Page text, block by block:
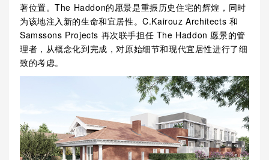
著位置。The Haddon的愿景是重振历史住宅的辉煌，同时
为该地注入新的生命和宜居性。C.Kairouz Architects 和
Samssons Projects 再次联手担任 The Haddon 愿景的管
理者，从概念化到完成，对原始细节和现代宜居性进行了细
致的考虑。